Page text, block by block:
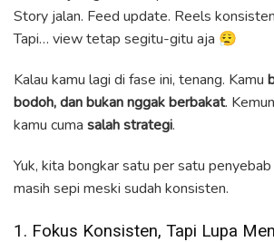
Story jalan. Feed update. Reels
Tapi… view tetap segitu-gitu aja 😮‍💨
Kalau kamu lagi di fase ini, tenang. Kamu
bodoh, dan bukan nggak berbakat.
kamu cuma salah strategi.
Yuk, kita bongkar satu per satu
masih sepi meski sudah konsisten.
1. Fokus Konsisten, Tapi Lupa